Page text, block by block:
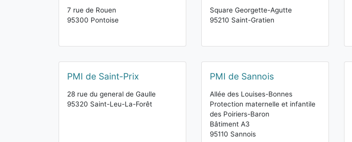
7 rue de Rouen
95300 Pontoise
Square Georgette-Agutte
95210 Saint-Gratien
PMI de Saint-Prix
28 rue du general de Gaulle
95320 Saint-Leu-La-Forêt
PMI de Sannois
Allée des Louises-Bonnes
Protection maternelle et infantile
des Poiriers-Baron
Bâtiment A3
95110 Sannois